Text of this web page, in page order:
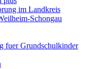
im Landkreis
Schongau
fuer Grundschulkinder